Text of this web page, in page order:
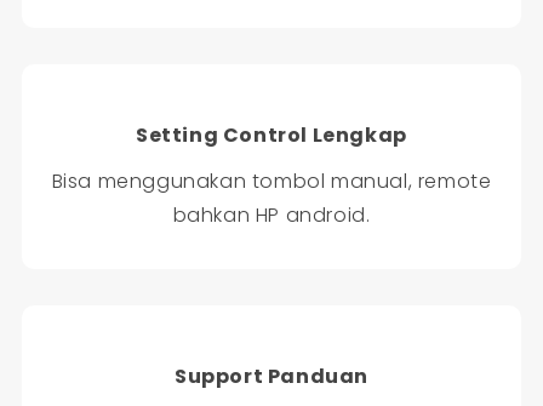
Setting Control Lengkap
Bisa menggunakan tombol manual, remote
bahkan HP android.
Support Panduan